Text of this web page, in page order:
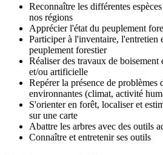
Reconnaître les différentes
nos régions
Apprécier l'état du peuplement
Participer à l'inventaire, l'entretien
peuplement forestier
Réaliser des travaux de boisement
et/ou artificielle
Repérer la présence de problèmes
environnantes (climat, activité
S'orienter en forêt, localiser et
sur une carte
Abattre les arbres avec des outils
Connaître et entretenir ses outils